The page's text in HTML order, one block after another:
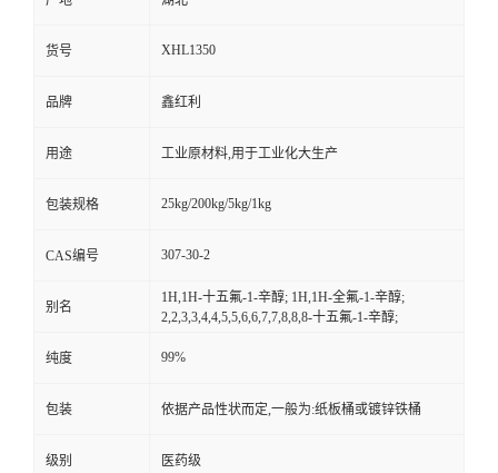
货号 XHL1350
品牌 鑫红利
用途 工业原材料,用于工业化大生产
包装规格 25kg/200kg/5kg/1kg
CAS编号 307-30-2
别名
1H,1H-十五氟-1-辛醇; 1H,1H-全氟-1-辛醇;
2,2,3,3,4,4,5,5,6,6,7,7,8,8,8-十五氟-1-辛醇;
纯度 99%
包装 依据产品性状而定,一般为:纸板桶或镀锌铁桶
级别 医药级